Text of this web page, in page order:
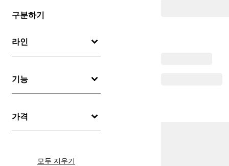
구분하기
라인
기능
가격
모두 지우기